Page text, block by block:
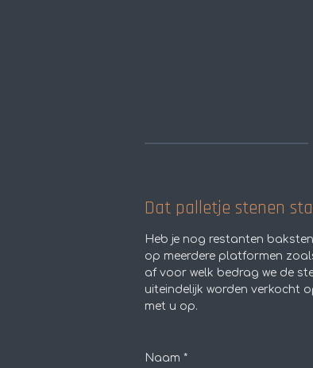
Dat palletje stenen
Heb je nog restanten
op meerdere platformen
af voor welk bedrag we de
uiteindelijk worden verkocht
met u op.
Naam *